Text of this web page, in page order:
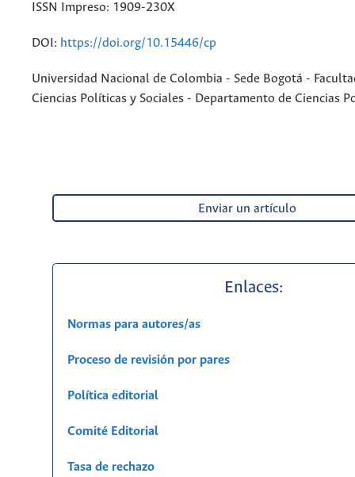
ISSN Impreso: 1909-230X
DOI: https://doi.org/10.15446/cp
Universidad Nacional de Colombia - Sede Bogotá -
Ciencias Políticas y Sociales - Departamento de Ciencias
Enviar un artículo
Enlaces:
Normas para autores/as
Proceso de revisión por pares
Política editorial
Comité Editorial
Tasa de rechazo